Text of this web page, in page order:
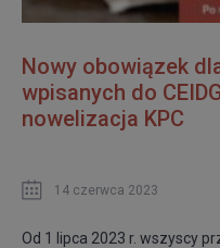
Nowy obowiązek
wpisanych do
nowelizacja KPC
14 czerwca 2023
Od 1 lipca 2023 r. wszyscy